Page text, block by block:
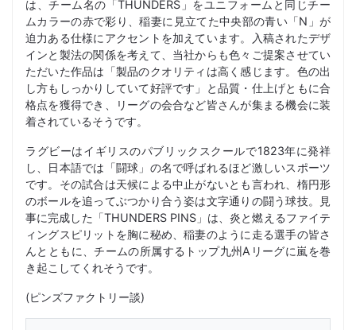
は、チーム名の「THUNDERS」をユニフォームと同じチー
ムカラーの赤で彩り、稲妻に見立てた中央部の青い「N」が
迫力ある仕様にアクセントを加えています。入稿されたデザ
インと製法の関係を考えて、当社からも色々ご提案させてい
ただいた作品は「製品のクオリティは高く感じます。色の出
し方もしっかりしていて好評です」と品質・仕上げともに合
格点を獲得でき、リーグの会合など皆さんが集まる機会に装
着されているそうです。
ラグビーはイギリスのパブリックスクールで1823年に発祥
し、日本語では「闘球」の名で呼ばれるほど激しいスポーツ
です。その試合は天候による中止がないとも言われ、楕円形
のボールを追ってぶつかり合う姿は文字通りの闘う球技。見
事に完成した「THUNDERS PINS」は、炎と燃えるファイテ
ィングスピリットを胸に秘め、稲妻のように走る選手の皆さ
んとともに、チームの所属するトップ九州Aリーグに嵐を巻
き起こしてくれそうです。
(ピンズファクトリー談)